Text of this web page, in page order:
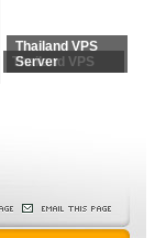
Thailand VPS
Thailand VPS
Server